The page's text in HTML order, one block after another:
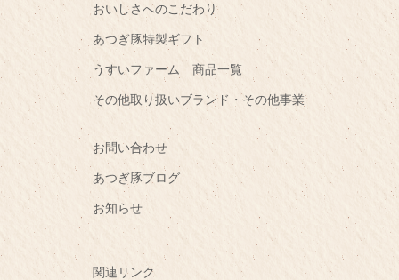
おいしさへのこだわり
あつぎ豚特製ギフト
うすいファーム 商品一覧
その他取り扱いブランド・その他事業
お問い合わせ
あつぎ豚ブログ
お知らせ
関連リンク